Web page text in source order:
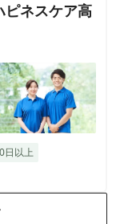
ピネスケア高
日以上